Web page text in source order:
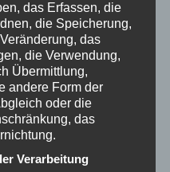
in diesem Browser für
zur Kenntnis
das Erfassen, die
die Speicherung,
das
die Verwendung,
Übermittlung,
andere Form der
oder die
das
Verarbeitung